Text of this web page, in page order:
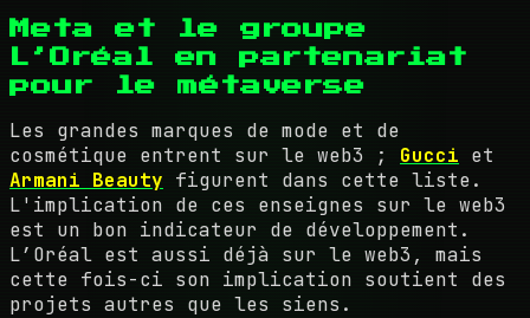
Meta et le groupe
L’Oréal en partenariat
pour le métaverse
Les grandes marques de mode et de
cosmétique entrent sur le web3 ; Gucci et
Armani Beauty figurent dans cette liste.
L'implication de ces enseignes sur le web3
est un bon indicateur de développement.
L’Oréal est aussi déjà sur le web3, mais
cette fois-ci son implication soutient des
projets autres que les siens.